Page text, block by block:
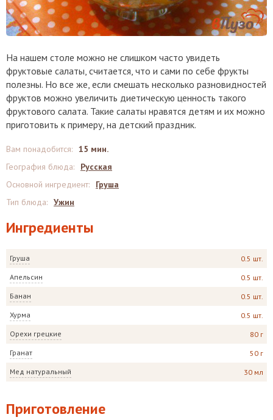
На нашем столе можно не слишком часто увидеть
фруктовые салаты, считается, что и сами по себе фрукты
полезны. Но все же, если смешать несколько разновидностей
фруктов можно увеличить диетическую ценность такого
фруктового салата. Такие салаты нравятся детям и их можно
приготовить к примеру, на детский праздник.
Ингредиенты
Груша 0.5 шт.
Апельсин 0.5 шт.
Банан 0.5 шт.
Хурма 0.5 шт.
Орехи грецкие 80 г
Гранат 50 г
Мед натуральный 30 мл
Вам понадобится: 15 мин.
География блюда:
Русская
Основной ингредиент:
Груша
Тип блюда: Ужин
Приготовление